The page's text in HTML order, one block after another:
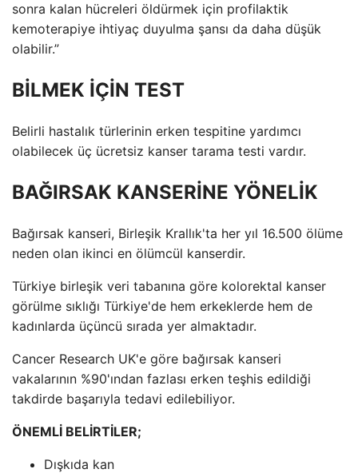
sonra kalan hücreleri öldürmek için profilaktik
kemoterapiye ihtiyaç duyulma şansı da daha düşük
olabilir.”
BİLMEK İÇİN TEST
Belirli hastalık türlerinin erken tespitine yardımcı
olabilecek üç ücretsiz kanser tarama testi vardır.
BAĞIRSAK KANSERİNE YÖNELİK
Bağırsak kanseri, Birleşik Krallık'ta her yıl 16.500 ölüme
neden olan ikinci en ölümcül kanserdir.
Türkiye birleşik veri tabanına göre kolorektal kanser
görülme sıklığı Türkiye'de hem erkeklerde hem de
kadınlarda üçüncü sırada yer almaktadır.
Cancer Research UK'e göre bağırsak kanseri
vakalarının %90'ından fazlası erken teşhis edildiği
takdirde başarıyla tedavi edilebiliyor.
ÖNEMLİ BELİRTİLER;
Dışkıda kan